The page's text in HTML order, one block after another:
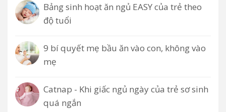
Bảng sinh hoạt ăn ngủ EASY của trẻ theo
độ tuổi
9 bí quyết mẹ bầu ăn vào con, không vào
mẹ
Catnap - Khi giấc ngủ ngày của trẻ sơ sinh
quá ngắn